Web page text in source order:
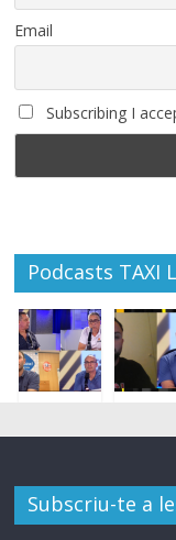
Email
Subscribing I
Podcasts TAXI
Subscriu-te a